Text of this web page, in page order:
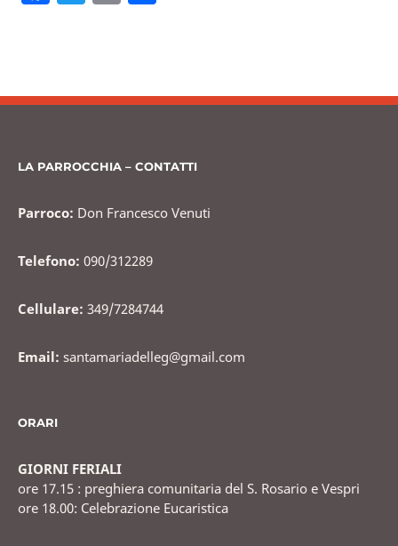
b
o
vi
LA PARROCCHIA – CONTATTI
Parroco: Don Francesco Venuti
Telefono: 090/312289
Cellulare: 349/7284744
Email: santamariadelleg@gmail.com
ORARI
GIORNI FERIALI
ore 17.15 : preghiera comunitaria del S. Rosario e Vespri
ore 18.00: Celebrazione Eucaristica